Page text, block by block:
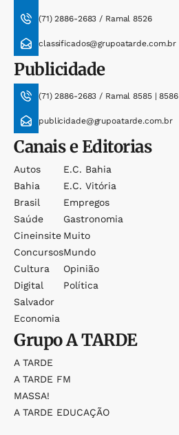
(71) 2886-2683 / Ramal 8526
classificados@grupoatarde.com.br
Publicidade
(71) 2886-2683 / Ramal 8585 | 8586
publicidade@grupoatarde.com.br
Canais e Editorias
Autos
Bahia
Brasil
Saúde
Cineinsite
Concursos
Cultura
Digital
Salvador
Economia
E.c. Bahia
E.c. Vitória
Empregos
Gastronomia
Muito
Mundo
Opinião
Política
GrupoA TARDE
A TARDE
A TARDE FM
MASSA!
A TARDE EDUCAÇÃO